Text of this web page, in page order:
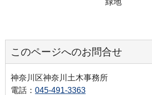
緑地
このページへのお問合せ
神奈川区神奈川土木事務所
電話： 045-491-3363